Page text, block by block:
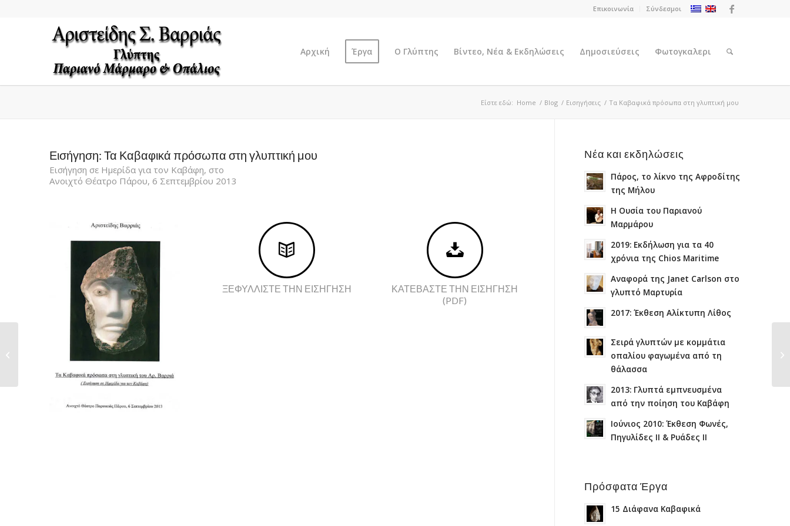
Επικοινωνία Σύνδεσμοι
Αρχική Έργα Ο Γλύπτης Βίντεο, Νέα & Εκδηλώσεις Δημοσιεύσεις Φωτογκαλερι
Είστε εδώ: Home / Blog / Εισηγήσεις / Τα Καβαφικά πρόσωπα στη γλυπτική μου
Εισήγηση: Τα Καβαφικά πρόσωπα στη γλυπτική μου
Εισήγηση σε Ημερίδα για τον Καβάφη, στο
Ανοιχτό Θέατρο Πάρου, 6 Σεπτεμβρίου 2013
ΞΕΦΥΛΛΙΣΤΕ ΤΗΝ ΕΙΣΗΓΗΣΗ
ΚΑΤΕΒΆΣΤΕ ΤΗΝ ΕΙΣΗΓΗΣΗ
(PDF)
Νέα και εκδηλώσεις
Πάρος, το λίκνο της Αφροδίτης
της Μήλου
Η Ουσία του Παριανού
Μαρμάρου
2019: Εκδήλωση για τα 40
χρόνια της Chios Maritime
Αναφορά της Janet Carlson στο
γλυπτό Μαρτυρία
2017: Έκθεση Αλίκτυπη Λίθος
Σειρά γλυπτών με κομμάτια
οπαλίου φαγωμένα από τη
θάλασσα
2013: Γλυπτά εμπνευσμένα
από την ποίηση του Καβάφη
Ιούνιος 2010: Έκθεση Φωνές,
Πηγυλίδες ΙΙ & Ρυάδες ΙΙ
Πρόσφατα Έργα
15 Διάφανα Καβαφικά